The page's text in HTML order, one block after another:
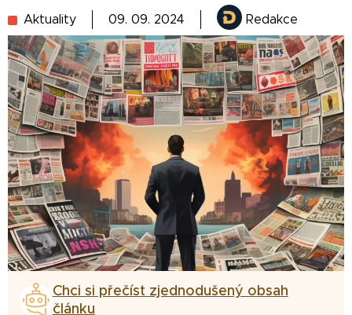
Aktuality 09. 09. 2024 Redakce
Chci si přečíst zjednodušený obsah
článku